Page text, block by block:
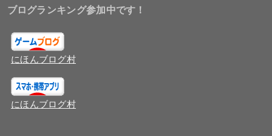
ブログランキング参加中です！
にほんブログ村
にほんブログ村